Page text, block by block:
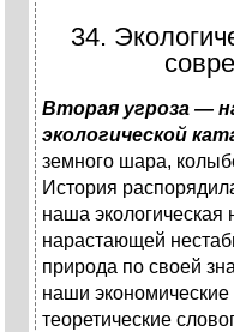
34.
Вторая угроза —
экологической
земного шара,
История
наша экологическая
нарастающей
природа по своей
наши экономические
теоретические